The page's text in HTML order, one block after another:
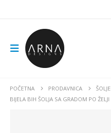
POČETNA PRODAVNICA
ŠOLJE
BIJELA BIH ŠOLJA SA GRADOM PO ŽELJI